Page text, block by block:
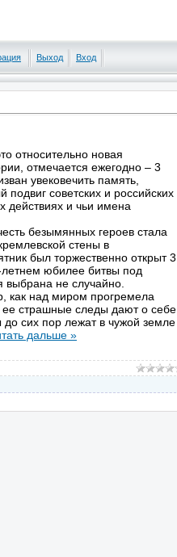
Выход Вход
относительно новая
отмечается ежегодно – 3
увековечить память,
подвиг советских и российских
действиях и чьи имена
безымянных героев стала
стены в
был торжественно открыт 3
юбилее битвы под
выбрана не случайно.
как над миром прогремела
страшные следы дают о себе
сих пор лежат в чужой земле
дальше »